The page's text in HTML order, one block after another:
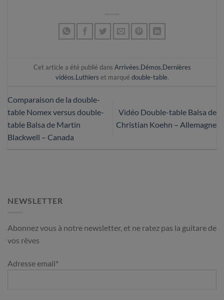
Cet article a été publié dans Arrivées,Démos,Dernières
vidéos,Luthiers et marqué double-table.
Comparaison de la double-
table Nomex versus double-
table Balsa de Martin
Blackwell – Canada
Vidéo Double-table Balsa de
Christian Koehn – Allemagne
NEWSLETTER
Abonnez vous à notre newsletter, et ne ratez pas la guitare de
vos rêves
Adresse email*